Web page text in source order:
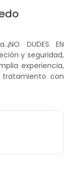
DUDES EN
y seguridad,
experiencia,
con